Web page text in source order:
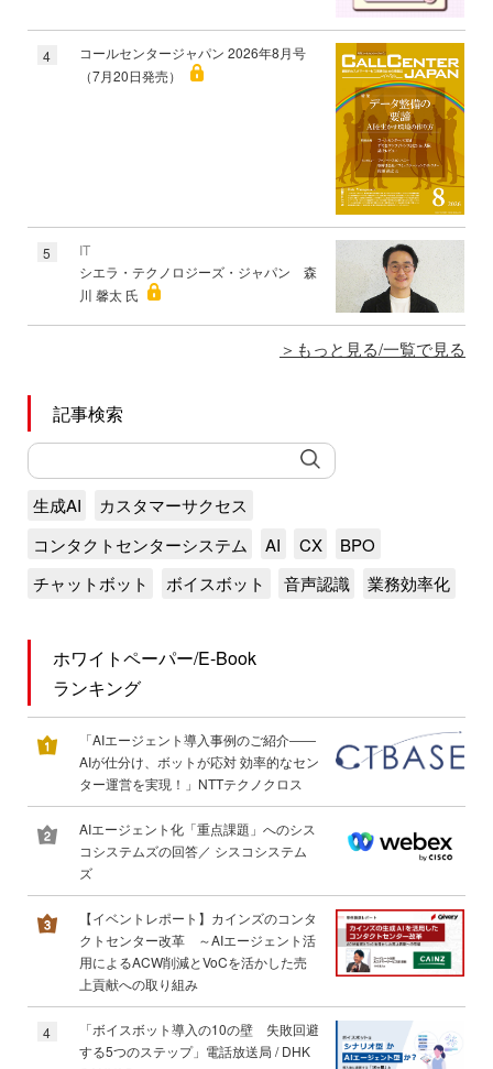
4
コールセンタージャパン 2026年8月号
（7月20日発売）
5
IT
シエラ・テクノロジーズ・ジャパン 森
川 馨太 氏
もっと見る/一覧で見る
記事検索
生成AI
カスタマーサクセス
コンタクトセンターシステム
AI CX
BPO
チャットボット
ボイスボット 音声認識 業務効率化
ホワイトペーパー/E-Book
ランキング
「AIエージェント導入事例のご紹介――
AIが仕分け、ボットが応対 効率的なセン
ター運営を実現！」NTTテクノクロス
AIエージェント化「重点課題」へのシス
コシステムズの回答／ シスコシステム
ズ
【イベントレポート】カインズのコンタ
クトセンター改革 ～AIエージェント活
用によるACW削減とVoCを活かした売
上貢献への取り組み
4
「ボイスボット導入の10の壁 失敗回避
する5つのステップ」電話放送局 / DHK